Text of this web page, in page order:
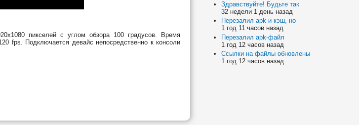
пикселей с углом обзора 100 градусов. Время
fps. Подключается девайс непосредственно к консоли
Здравствуйте! Будьте так
32 недели 1 день назад
Перезалил apk и кэш, но
1 год 11 часов назад
Перезалил apk-файл
1 год 12 часов назад
Ссылки на файлы обновлены
1 год 12 часов назад